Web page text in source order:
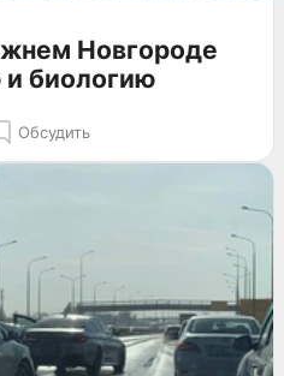
Новгороде
биологию
Обсудить